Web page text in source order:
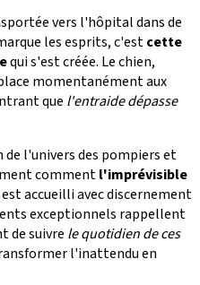
vers l'hôpital dans de
les esprits, c'estcette
qui s'est créée. Le chien,
momentanément aux
que l'entraide dépasse
l'univers des pompiers et
commentl'imprévisible
accueilli avec discernement
exceptionnels rappellent
de suivre le quotidien de ces
l'inattendu en